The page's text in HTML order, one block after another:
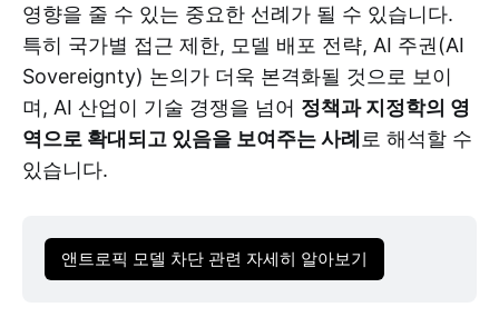
영향을 줄 수 있는 중요한 선례가 될 수 있습니다.
특히 국가별 접근 제한, 모델 배포 전략, AI 주권(AI
Sovereignty) 논의가 더욱 본격화될 것으로 보이
며, AI 산업이 기술 경쟁을 넘어 정책과 지정학의 영
역으로 확대되고 있음을 보여주는 사례 로 해석할 수
있습니다.
앤트로픽 모델 차단 관련 자세히 알아보기